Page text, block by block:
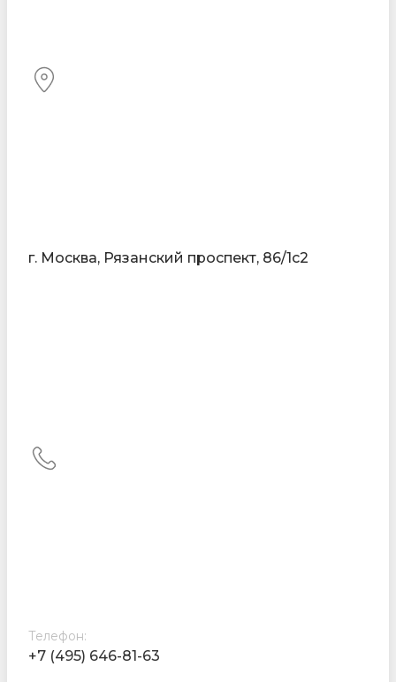
г. Москва, Рязанский проспект, 86/1с2
Телефон:
+7 (495) 646-81-63